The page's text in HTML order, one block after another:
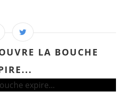
LA BOUCHE